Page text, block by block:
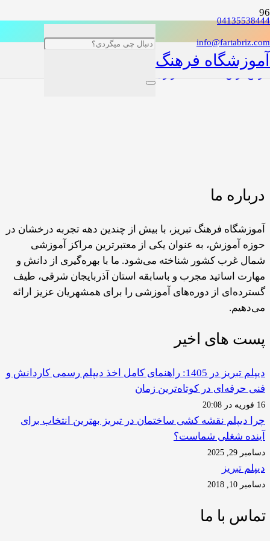
04135538444
info@fartabriz.com
آموزشگاه فرهنگ
رایج ترین اشتباهات تکراری وردپرس
درباره ما
آموزشگاه فرهنگ تبریز، با بیش از چندین دهه تجربه درخشان در
حوزه آموزش، به عنوان یکی از معتبرترین مراکز آموزشی
شمال غرب کشور شناخته می‌شود. ما با بهره‌گیری از دانش و
مهارت اساتید مجرب و باسابقه استان آذربایجان شرقی، طیف
گسترده‌ای از دوره‌های آموزشی را برای همشهریان عزیز ارائه
می‌دهیم.
پست های اخیر
دیپلم تبریز در 1405: راهنمای کامل اخذ دیپلم رسمی کاردانش و
فنی حرفه‌ای در کوتاه‌ترین زمان
16 فوریه در 20:08
چرا دیپلم نقشه کشی ساختمان در تبریز بهترین انتخاب برای
آینده شغلی شماست؟
دسامبر 29, 2025
دیپلم تبریز
دسامبر 10, 2018
تماس با ما